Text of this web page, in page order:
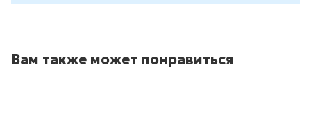
Вам также может понравиться